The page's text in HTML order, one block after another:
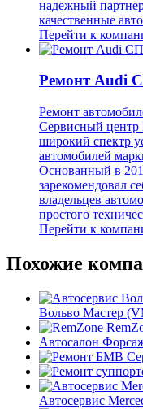
надежный
качественные
Перейти к
Ремонт Audi
Ремонт
Сервисный центр
широкий спектр
автомобилей
Основанный в
зарекомендовал
владельцев
простого
Перейти к
Похожие
Вольво Мастер
Автосалон
Автосервис